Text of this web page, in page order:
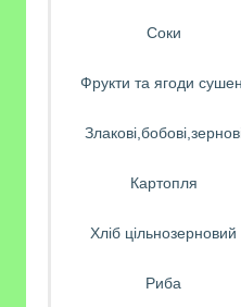
Соки
Фрукти та ягоди
Картопля
Хліб цільнозерновий
Риба